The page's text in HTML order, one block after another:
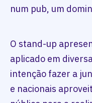
num pub, um
O stand-up
aplicado em
intenção fazer a
e nacionais